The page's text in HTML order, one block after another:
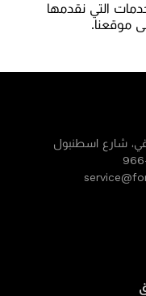
التي نقدمها
موقعنا.
شارع اسطنبول